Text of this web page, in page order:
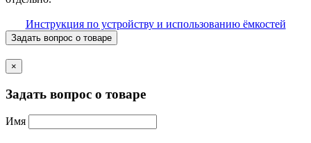
Инструкция по устройству и использованию ёмкостей
Задать вопрос о товаре
×
Задать вопрос о товаре
Имя